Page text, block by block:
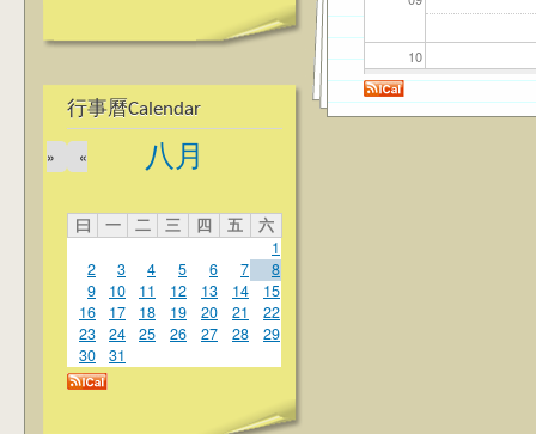
行事曆Calendar
八月
«
»
曰 一 二 三 四 五
六
1
2
3 4 5 6 7
8
9
10 11 12 13 14
15
16
17 18 19 20 21
22
23
24 25 26 27 28
29
30
31
10
11